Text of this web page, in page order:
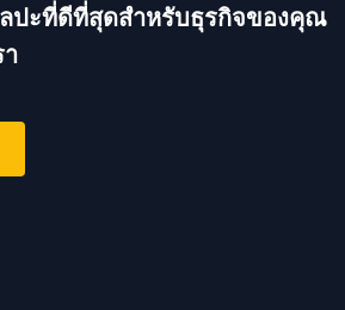
ปะที่ดีที่สุดสำหรับธุรกิจของคุณ